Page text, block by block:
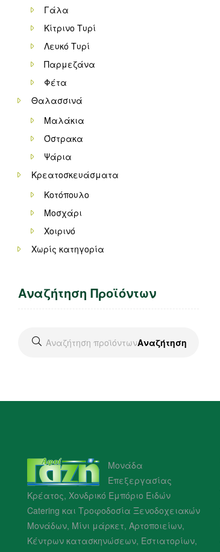
Γάλα
Κίτρινο Τυρί
Λευκό Τυρί
Παρμεζάνα
Φέτα
Θαλασσινά
Μαλάκια
Όστρακα
Ψάρια
Κρεατοσκευάσματα
Κοτόπουλο
Μοσχάρι
Χοιρινό
Χωρίς κατηγορία
Αναζήτηση Προϊόντων
Αναζήτηση
Μονάδα
Επεξεργασίας
Κρέατος, Χονδρικό Εμπόριο Ειδών
Catering και Τροφοδοσία Ξενοδοχειακών
Μονάδων, Μίνι μάρκετ, Αρτοποιείων,
Κέντρων κατασκηνώσεων, Εστιατορίων,